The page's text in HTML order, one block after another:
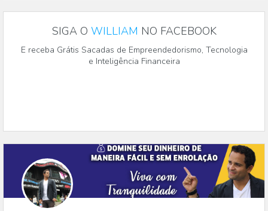
SIGA O WILLIAM NO FACEBOOK
E receba Grátis Sacadas de Empreendedorismo, Tecnologia
e Inteligência Financeira